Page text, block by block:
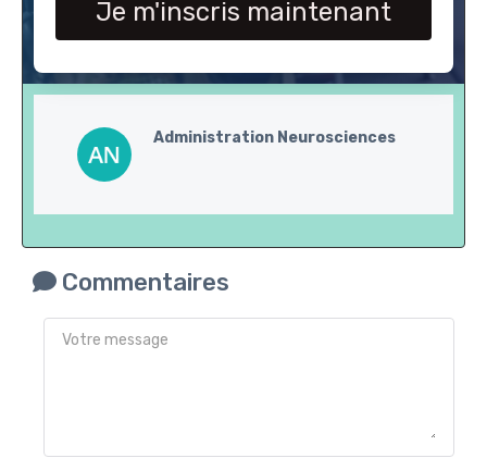
Je m'inscris maintenant
Administration Neurosciences
Commentaires